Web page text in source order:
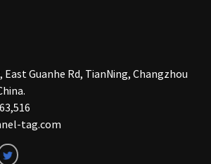
Guanhe Rd, TianNing, Changzhou
tag.com